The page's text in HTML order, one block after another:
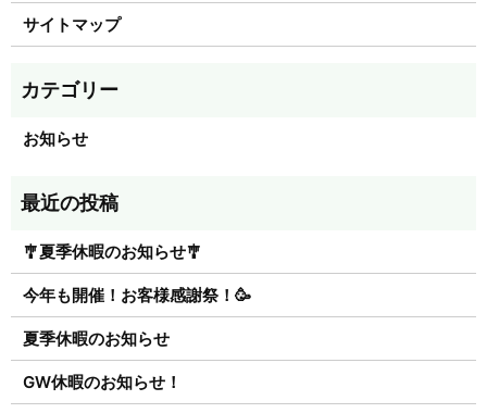
サイトマップ
お知らせ
🎐夏季休暇のお知らせ🎐
今年も開催！お客様感謝祭！🥳
夏季休暇のお知らせ
GW休暇のお知らせ！